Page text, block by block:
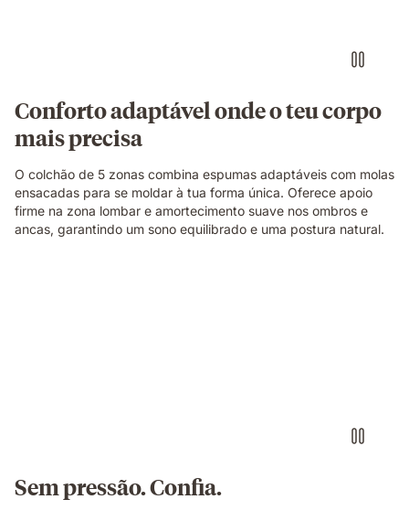
descanso.
Conforto adaptável onde o teu corpo
mais precisa
O colchão de 5 zonas combina espumas adaptáveis com molas
ensacadas para se moldar à tua forma única. Oferece apoio
firme na zona lombar e amortecimento suave nos ombros e
ancas, garantindo um sono equilibrado e uma postura natural.
Sem pressão. Confia.